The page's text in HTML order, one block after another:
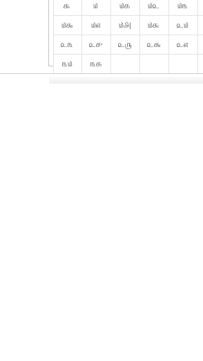
௯
௰ ௰௧ ௰௨ ௰௩
௰௬
௰௭ ௰௮ ௰௯ ௨௰
௨௩
௨௪ ௨௫ ௨௬ ௨௭
௩௰
௩௧